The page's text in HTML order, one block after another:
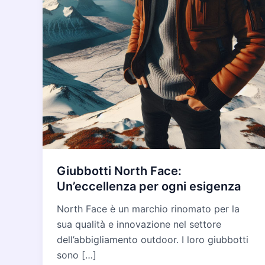
Giubbotti North Face:
Un’eccellenza per ogni esigenza
North Face è un marchio rinomato per la
sua qualità e innovazione nel settore
dell’abbigliamento outdoor. I loro giubbotti
sono […]